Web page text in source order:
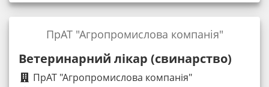
Ветеринарний лікар (свинарство)
ПрАТ "Агропромислова компанія"
ПрАТ "Агропромислова компанія"